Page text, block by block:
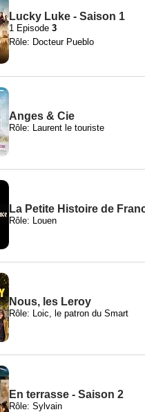
Lucky Luke - Saison 1
1 Episode 3
Rôle: Docteur Pueblo
Anges & Cie
Rôle: Laurent le touriste
La Petite Histoire de
Rôle: Louen
Nous, les Leroy
Rôle: Loic, le patron du Smart
En terrasse - Saison 2
Rôle: Sylvain